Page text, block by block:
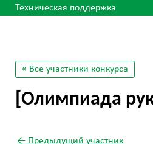
Техническая поддержка
« Все участники конкурса
[Олимпиада
← Предыдущий участник